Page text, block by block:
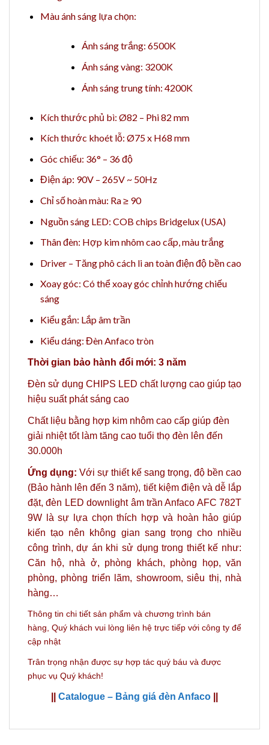
Màu ánh sáng lựa chọn:
Ánh sáng trắng: 6500K
Ánh sáng vàng: 3200K
Ánh sáng trung tính: 4200K
Kích thước phủ bì: Ø82 – Phi 82 mm
Kích thước khoét lỗ: Ø75 x H68 mm
Góc chiếu: 36° – 36 độ
Điện áp: 90V – 265V ~ 50Hz
Chỉ số hoàn màu: Ra ≥ 90
Nguồn sáng LED: COB chips Bridgelux (USA)
Thân đèn: Hợp kim nhôm cao cấp, màu trắng
Driver – Tăng phô cách li an toàn điện độ bền cao
Xoay góc: Có thể xoay góc chỉnh hướng chiếu
sáng
Kiểu gắn: Lắp âm trần
Kiểu dáng: Đèn Anfaco tròn
Thời gian bảo hành đổi mới: 3 năm
Đèn sử dụng CHIPS LED chất lượng cao giúp tạo
hiệu suất phát sáng cao
Chất liệu bằng hợp kim nhôm cao cấp giúp đèn
giải nhiệt tốt làm tăng cao tuổi thọ đèn lên đến
30.000h
Ứng dụng: Với sự thiết kế sang trọng, độ bền cao
(Bảo hành lên đến 3 năm), tiết kiệm điện và dễ lắp
đặt, đèn LED downlight âm trần Anfaco AFC 782T
9W là sự lựa chọn thích hợp và hoàn hảo giúp
kiến tạo nên không gian sang trọng cho nhiều
công trình, dự án khi sử dụng trong thiết kế như:
Căn hộ, nhà ở, phòng khách, phòng họp, văn
phòng, phòng triển lãm, showroom, siêu thị, nhà
hàng…
Thông tin chi tiết sản phẩm và chương trình bán
hàng, Quý khách vui lòng liên hệ trực tiếp với công ty để
cập nhật
Trân trọng nhận được sự hợp tác quý báu và được
phục vụ Quý khách!
Catalogue – Bảng giá đèn Anfaco